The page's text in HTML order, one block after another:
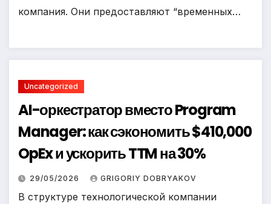
компания. Они предоставляют “временных…
Uncategorized
AI-оркестратор вместо Program
Manager: как сэкономить $410,000
OpEx и ускорить TTM на 30%
29/05/2026 GRIGORIY DOBRYAKOV
В структуре технологической компании